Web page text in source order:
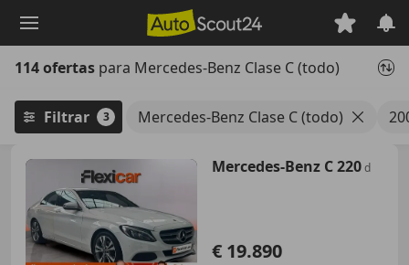
principal
114 ofertas para Mercedes-Benz Clase C (todo)
Filtrar 3 Mercedes-Benz Clase C (todo)
Mercedes-Benz C 220d
€ 19.890